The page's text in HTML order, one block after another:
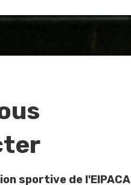
sportive de l'EIPACA